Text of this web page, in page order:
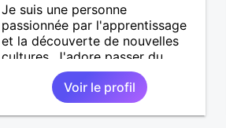
Je suis une personne
passionnée par l'apprentissage
et la découverte de nouvelles
cultures. J'adore passer du
temps à lire et à explorer des
idées différentes. Une chose
que les autres doivent savoir sur
moi, c'est que j'apprécie
Voir le profil